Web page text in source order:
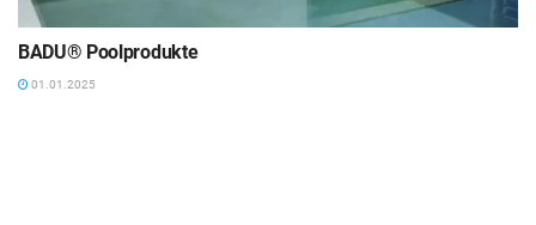
BADU® Poolprodukte
01.01.2025